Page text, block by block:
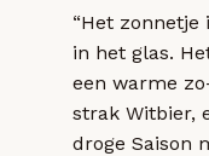
“Het zonnetje
in het glas.
een warme
strak Witbier,
droge Saison